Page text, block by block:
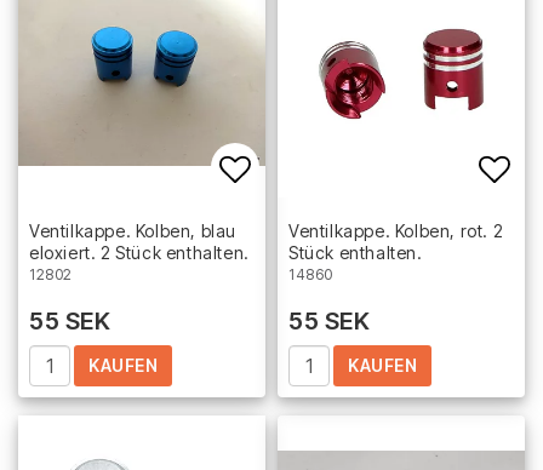
Add to list of favorites
Ventilkappe. Kolben, blau
eloxiert. 2 Stück enthalten.
12802
55 SEK
KAUFEN
Ventilkappe. Kolben, rot. 2
Stück enthalten.
14860
55 SEK
KAUFEN